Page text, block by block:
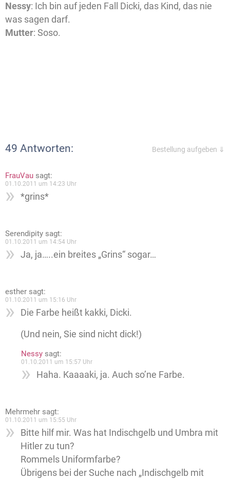
Nessy: Ich bin auf jeden Fall Dicki, das Kind, das nie
was sagen darf.
Mutter: Soso.
49 Antworten: Bestellung aufgeben ⇓
FrauVau sagt:
01.10.2011 um 14:23 Uhr
*grins*
Serendipity sagt:
01.10.2011 um 14:54 Uhr
Ja, ja…..ein breites „Grins“ sogar…
esther sagt:
01.10.2011 um 15:16 Uhr
Die Farbe heißt kakki, Dicki.
(Und nein, Sie sind nicht dick!)
Nessy sagt:
01.10.2011 um 15:57 Uhr
Haha. Kaaaaki, ja. Auch so’ne Farbe.
Mehrmehr sagt:
01.10.2011 um 15:55 Uhr
Bitte hilf mir. Was hat Indischgelb und Umbra mit
Hitler zu tun?
Rommels Uniformfarbe?
Übrigens bei der Suche nach „Indischgelb mit